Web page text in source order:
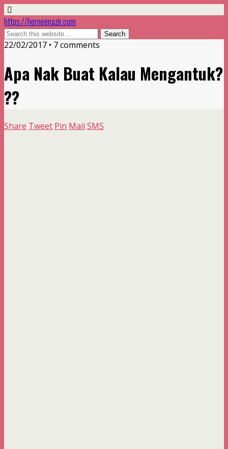
https://herneenazir.com
22/02/2017 • 7 comments
Apa Nak Buat Kalau Mengantuk?
??
Share Tweet Pin Mail SMS